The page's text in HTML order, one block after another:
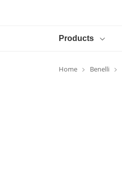
Products
Home Benelli